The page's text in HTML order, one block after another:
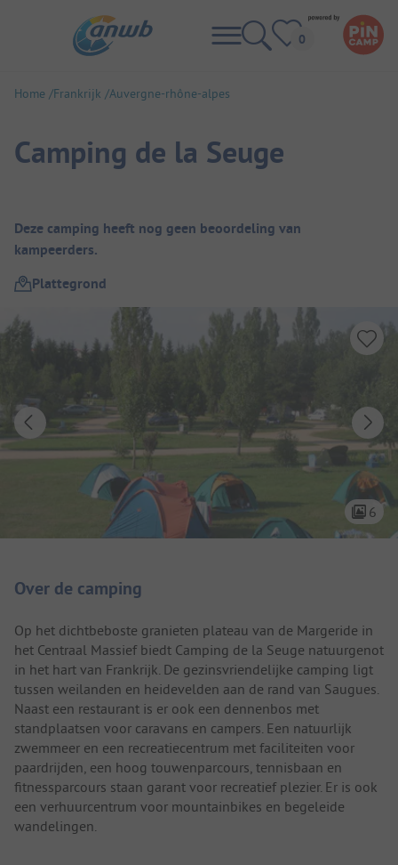
Home Frankrijk Auvergne-rhône-alpes
Camping de la Seuge
Camping overzicht
Deze camping heeft nog geen beoordeling van
kampeerders.
Plattegrond
6
Over de camping
Op het dichtbeboste granieten plateau van de Margeride in
het Centraal Massief biedt Camping de la Seuge natuurgenot
in het hart van Frankrijk. De gezinsvriendelijke camping ligt
tussen weilanden en heidevelden aan de rand van Saugues.
Naast een restaurant is er ook een dennenbos met
standplaatsen voor caravans en campers. Een natuurlijk
zwemmeer en een recreatiecentrum met faciliteiten voor
paardrijden, een hoog touwenparcours, tennisbaan en
fitnessparcours staan garant voor recreatief plezier. Er is ook
een verhuurcentrum voor mountainbikes en begeleide
wandelingen.